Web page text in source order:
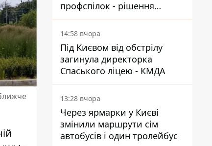
профспілок - рішення
Господарського суду
14:58 вчора
Під Києвом від обстрілу
загинула директорка
Спаського ліцею - КМДА
13:28 вчора
Через ярмарки у Києві
змінили маршрути сім
автобусів і один тролейбус